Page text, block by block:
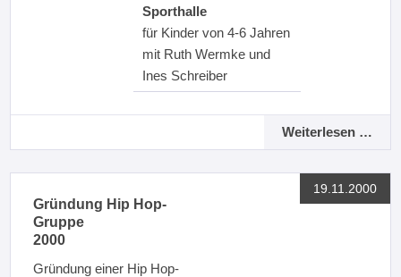
Sporthalle
für Kinder von 4-6 Jahren
mit Ruth Wermke und
Ines Schreiber
Weiterlesen …
19.11.2000
Gründung Hip Hop-
Gruppe
2000
Gründung einer Hip Hop-